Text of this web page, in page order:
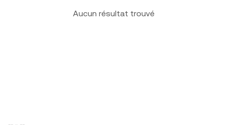
Aucun résultat trouvé